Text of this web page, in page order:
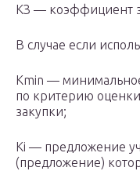
КЗ — коэффициент
В случае если
Кmin —
по критерию
закупки;
Кi — предложение
(предложение)